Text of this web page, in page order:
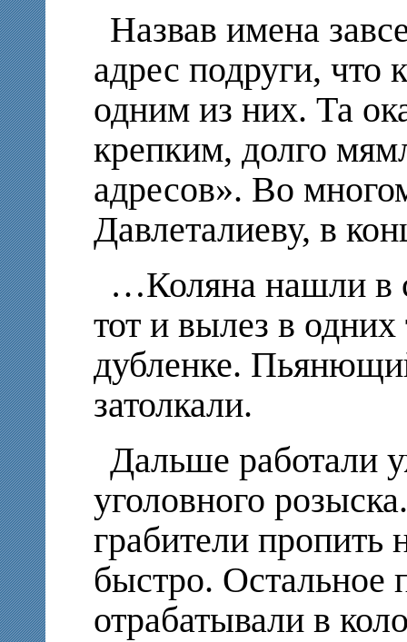
Назвав имена
адрес подруги, что
одним из них. Та
крепким, долго
адресов». Во
Давлеталиеву, в
…Коляна нашли в
тот и вылез в
дубленке.
затолкали.
Дальше работали
уголовного
грабители пропить
быстро. Остальное
отрабатывали в